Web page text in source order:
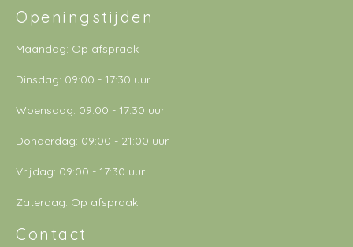
Openingstijden
Maandag: Op afspraak
Dinsdag: 09:00 - 17:30 uur
Woensdag: 09:00 - 17:30 uur
Donderdag: 09:00 - 21:00 uur
Vrijdag: 09:00 - 17:30 uur
Zaterdag: Op afspraak
Contact